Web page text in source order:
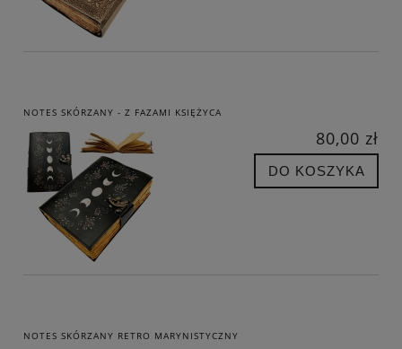
NOTES SKÓRZANY - Z FAZAMI KSIĘŻYCA
80,00 zł
DO KOSZYKA
NOTES SKÓRZANY RETRO MARYNISTYCZNY